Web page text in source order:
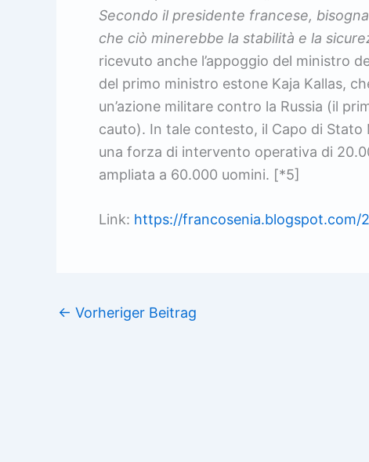
Secondo il presidente francese,
che ciò minerebbe la stabilità e la
ricevuto anche l’appoggio del ministro
del primo ministro estone Kaja Kallas,
un’azione militare contro la Russia (il
cauto). In tale contesto, il Capo di
una forza di intervento operativa di
ampliata a 60.000 uomini. [*5]
Link: https://francosenia.blogspot.com/
← Vorheriger Beitrag